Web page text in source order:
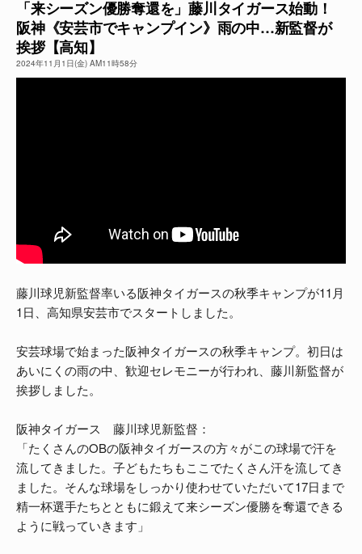
よくある質問
「来シーズン優勝奪還を」藤川タイガース始動！
阪神《安芸市でキャンプイン》雨の中…新監督が
挨拶【高知】
2024年11月1日(金) AM11時58分
藤川球児新監督率いる阪神タイガースの秋季キャンプが11月
1日、高知県安芸市でスタートしました。
安芸球場で始まった阪神タイガースの秋季キャンプ。初日は
あいにくの雨の中、歓迎セレモニーが行われ、藤川新監督が
挨拶しました。
阪神タイガース 藤川球児新監督：
「たくさんのOBの阪神タイガースの方々がこの球場で汗を
流してきました。子どもたちもここでたくさん汗を流してき
ました。そんな球場をしっかり使わせていただいて17日まで
精一杯選手たちとともに鍛えて来シーズン優勝を奪還できる
ように戦っていきます」